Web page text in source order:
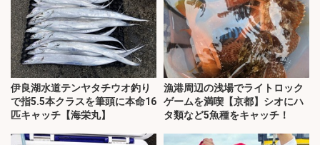
伊良湖水道テンヤタチウオ釣り
で指5.5本クラスを筆頭に本命16
匹キャッチ【海栄丸】
漁港周辺の浅場でライトロック
ゲームを満喫【京都】シオにハ
タ類など5魚種をキャッチ！